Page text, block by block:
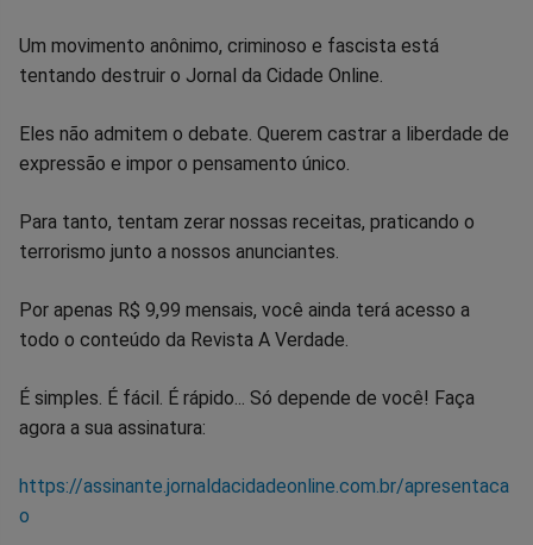
Um movimento anônimo, criminoso e fascista está
tentando destruir o Jornal da Cidade Online.
Eles não admitem o debate. Querem castrar a liberdade de
expressão e impor o pensamento único.
Para tanto, tentam zerar nossas receitas, praticando o
terrorismo junto a nossos anunciantes.
Por apenas R$ 9,99 mensais, você ainda terá acesso a
todo o conteúdo da Revista A Verdade.
É simples. É fácil. É rápido... Só depende de você! Faça
agora a sua assinatura:
https://assinante.jornaldacidadeonline.com.br/apresentaca
o